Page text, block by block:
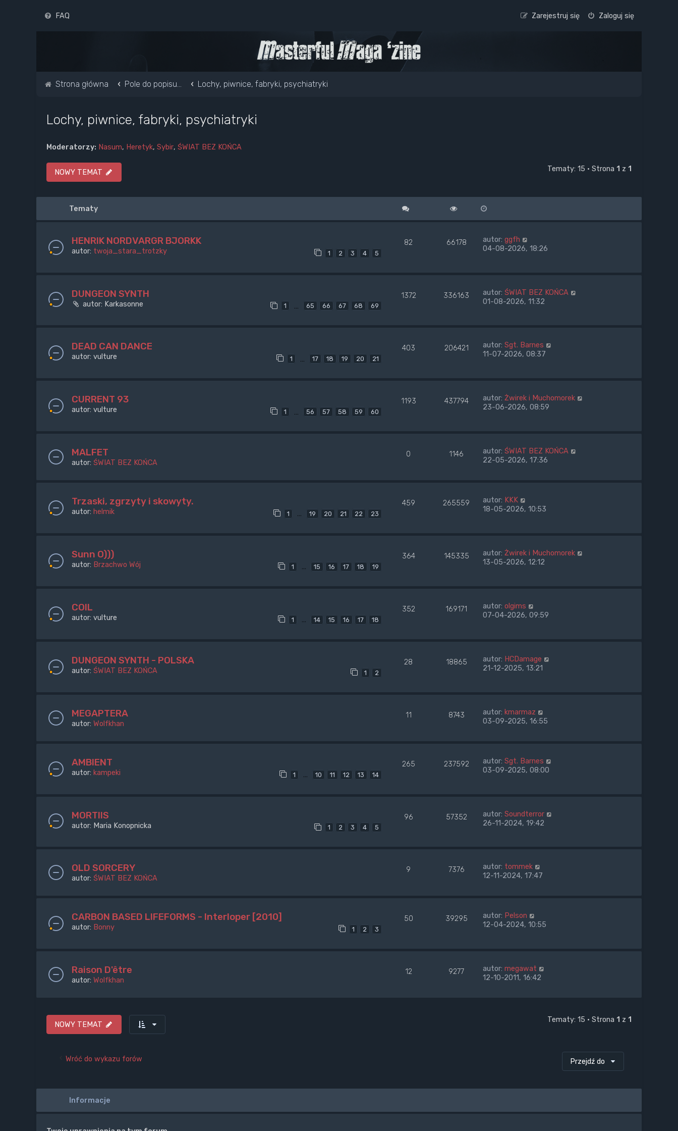
FAQ Zaloguj się
Zarejestruj się
Strona główna Pole do popisu... Lochy, piwnice, fabryki, psychiatryki
Lochy, piwnice, fabryki, psychiatryki
Moderatorzy: Nasum, Heretyk, Sybir, ŚWIAT BEZ KOŃCA
NOWY TEMAT Tematy: 15 • Strona 1 z 1
Tematy
HENRIK NORDVARGR BJORKK
autor: twoja_stara_trotzky 1 2 3 4 5
82 66178 autor: ggfh
04-08-2026, 18:26
DUNGEON SYNTH
autor: Karkasonne 1 … 65 66 67 68 69
1372 336163 autor: ŚWIAT BEZ KOŃCA
01-08-2026, 11:32
DEAD CAN DANCE
autor: vulture 1 … 17 18 19 20 21
403 206421 autor: Sgt. Barnes
11-07-2026, 08:37
CURRENT 93
autor: vulture 1 56 57 58 59 60
1193 437794 autor: Żwirek i Muchomorek
23-06-2026, 08:59
MALFET
autor: ŚWIAT BEZ KOŃCA
0 1146 autor: ŚWIAT BEZ KOŃCA
22-05-2026, 17:36
Trzaski, zgrzyty i skowyty.
autor: helmik 1 … 19 20 21 22 23
459 265559 autor: KKK
18-05-2026, 10:53
Sunn O)))
autor: Brzachwo Wój 1 … 15 16 17 18 19
364 145335 autor: Żwirek i Muchomorek
13-05-2026, 12:12
COIL
autor: vulture 1 … 14 15 16 17 18
352 169171 autor: olgims
07-04-2026, 09:59
DUNGEON SYNTH - POLSKA
autor: ŚWIAT BEZ KOŃCA 1 2
28 18865 autor: HCDamage
21-12-2025, 13:21
MEGAPTERA
autor: Wolfkhan
11 8743 autor: kmarmaz
03-09-2025, 16:55
AMBIENT
autor: kampeki 1 … 10 11 12 13 14
265 237592 autor: Sgt. Barnes
03-09-2025, 08:00
MORTIIS
autor: Maria Konopnicka 1 2 3 4 5
96 57352 autor: Soundterror
26-11-2024, 19:42
OLD SORCERY
autor: ŚWIAT BEZ KOŃCA
9 7376 autor: tommek
12-11-2024, 17:47
CARBON BASED LIFEFORMS - Interloper [2010]
autor: Bonny 1 2 3
50 39295 autor: Pelson
12-04-2024, 10:55
Raison D'être
autor: Wolfkhan
12 9277 autor: megawat
12-10-2011, 16:42
NOWY TEMAT
Tematy: 15 • Strona 1 z 1
Wróć do wykazu forów Przejdź do
Informacje